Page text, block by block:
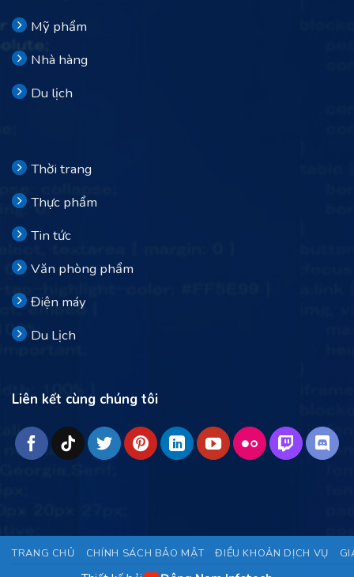
Mỹ phẩm
Nhà hàng
Du lịch
Thời trang
Thực phẩm
Tin tức
Văn phòng phẩm
Điện máy
Du Lịch
Liên kết cùng chúng tôi
TRANG CHỦ CHÍNH SÁCH BẢO MẬT ĐIỀU KHOẢN DỊCH VỤ